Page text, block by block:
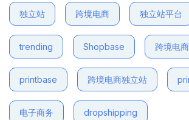
独立站 跨境电商 独立站平台
trending Shopbase 跨境电
printbase 跨境电商独立站
电子商务 dropshipping